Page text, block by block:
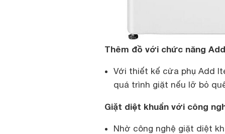
Thêm đồ với chức năng
Với thiết kế cửa phụ Add
quá trình giặt nếu lỡ bỏ
Giặt diệt khuẩn với công
Nhờ công nghệ giặt diệt